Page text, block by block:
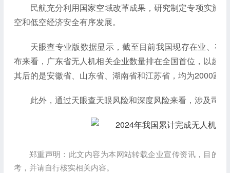
民航充分利用国家空域改革成果，研究制定专项实施
空和低空经济安全有序发展。
天眼查专业版数据显示，截至目前我国现存在业、存
布来看，广东省无人机相关企业数量排在全国首位，以超
其后的是安徽省、山东省、湖南省和江苏省，均为2000家
此外，通过天眼查天眼风险和深度风险来看，涉及司
郑重声明：此文内容为本网站转载企业宣传资讯，目的
考，并请自行核实相关内容。